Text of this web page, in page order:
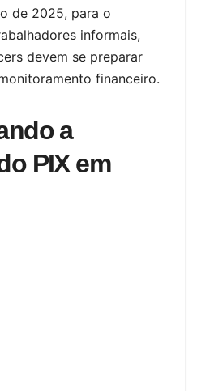
de 2025, para o
informais,
devem se preparar
financeiro.
a
PIX em